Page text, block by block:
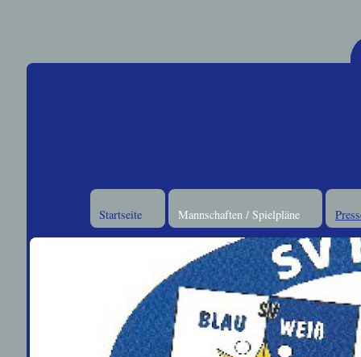
Startseite Mannschaften / Spielpläne